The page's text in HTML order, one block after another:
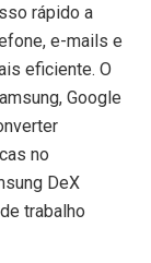
rápido a
e-mails e
eficiente. O
Google
no
DeX
trabalho